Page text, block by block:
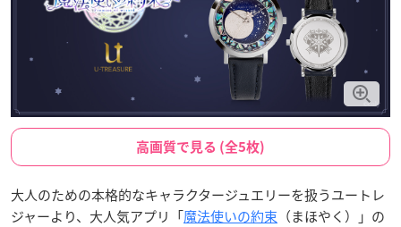
高画質で見る (全5枚)
大人のための本格的なキャラクタージュエリーを扱うユートレ
ジャーより、大人気アプリ「魔法使いの約束 （まほやく）」の